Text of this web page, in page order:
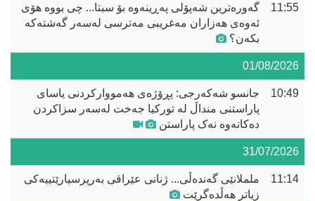
11:55
گەورەترین شەپۆلی پەڕینەوە بۆ سبتا... چی بووە هۆی
ئەوەی هەزاران مەغریبی مەترسی لەسەر گەشتەکە
بکەن؟
01/08/2026
10:49
جانسو شەکەرجی: پڕۆژەی هەمووارکردنی یاسای
پاراستنی منداڵ لە تورکیا جەخت لەسەر سزاکردن
دەکاتەوە نەک پاراستن
31/07/2026
11:14
ململانێی گەندەڵی... ژنانی عێراقی بەرپرسیارێتییەکی
زیاتر هەڵدەگرێت